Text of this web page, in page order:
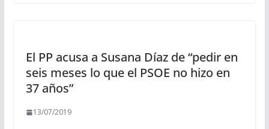
El PP acusa a Susana Díaz de “pedir en
seis meses lo que el PSOE no hizo en
37 años”
13/07/2019